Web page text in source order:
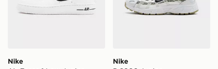
Nike
Nike